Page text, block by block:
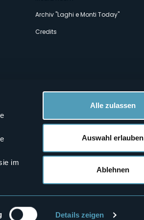
im
Details zeigen
Alle zulassen
Auswahl erlauben
Ablehnen
Archiv "Laghi e Monti Today"
Credits